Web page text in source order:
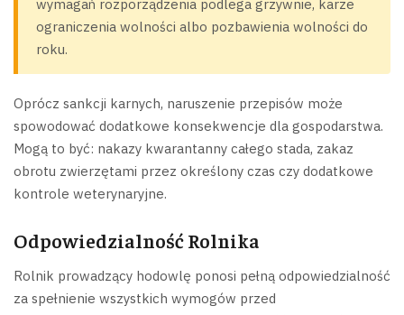
wymagań rozporządzenia podlega grzywnie, karze
ograniczenia wolności albo pozbawienia wolności do
roku.
Oprócz sankcji karnych, naruszenie przepisów może
spowodować dodatkowe konsekwencje dla gospodarstwa.
Mogą to być: nakazy kwarantanny całego stada, zakaz
obrotu zwierzętami przez określony czas czy dodatkowe
kontrole weterynaryjne.
Odpowiedzialność Rolnika
Rolnik prowadzący hodowlę ponosi pełną odpowiedzialność
za spełnienie wszystkich wymogów przed